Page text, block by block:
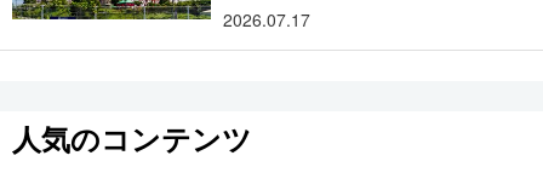
2026.07.17
人気のコンテンツ